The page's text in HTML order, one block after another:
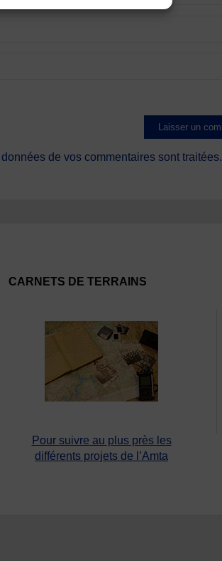
de vos commentaires sont traitées.
CARNETS DE TERRAINS
Pour suivre au plus près les
différents projets de l’Amta